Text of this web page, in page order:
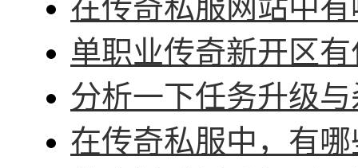
在传奇私服网站中
单职业传奇新开区
分析一下任务升级
在传奇私服中，有